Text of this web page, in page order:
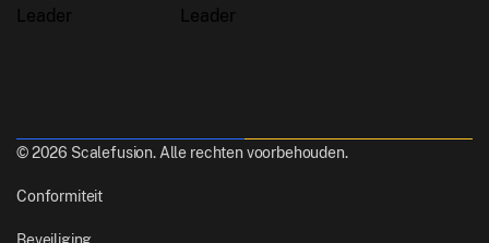
© 2026 Scalefusion. Alle rechten voorbehouden.
Conformiteit